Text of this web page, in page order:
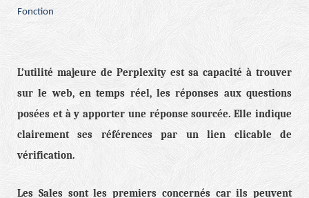
Fonction
L’utilité majeure de Perplexity est sa capacité à trouver
sur le web, en temps réel, les réponses aux questions
posées et à y apporter une réponse sourcée. Elle indique
clairement ses références par un lien clicable de
vérification.
Les Sales sont les premiers concernés car ils peuvent